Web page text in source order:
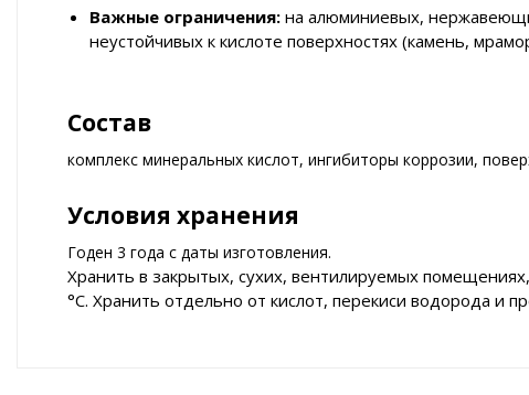
Важные ограничения: на алюминиевых,
неустойчивых к кислоте поверхностях (камень,
Состав
комплекс минеральных кислот, ингибиторы коррозии,
Условия хранения
Годен 3 года с даты изготовления.
Хранить в закрытых, сухих, вентилируемых
°С. Хранить отдельно от кислот, перекиси водорода и